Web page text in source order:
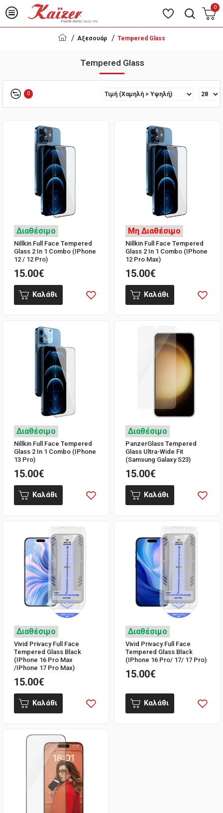
0
Αξεσουάρ Tempered Glass
Tempered Glass
0
Διαθέσιμο
Nillkin Full Face Tempered
Glass 2 In 1 Combo (iPhone
12 / 12 Pro)
15.00€
Καλάθι
Μη Διαθέσιμο
Nillkin Full Face Tempered
Glass 2 In 1 Combo (iPhone
12 Pro Max)
15.00€
Καλάθι
Διαθέσιμο
Nillkin Full Face Tempered
Glass 2 In 1 Combo (iPhone
13 Pro)
15.00€
Καλάθι
Διαθέσιμο
PanzerGlass Tempered
Glass Ultra-Wide Fit
(Samsung Galaxy S23)
15.00€
Καλάθι
Διαθέσιμο
Vivid Privacy Full Face
Tempered Glass Black
(iPhone 16 Pro Max
/iPhone 17 Pro Max)
15.00€
Καλάθι
Διαθέσιμο
Vivid Privacy Full Face
Tempered Glass Black
(iPhone 16 Pro/ 17/ 17 Pro)
15.00€
Καλάθι